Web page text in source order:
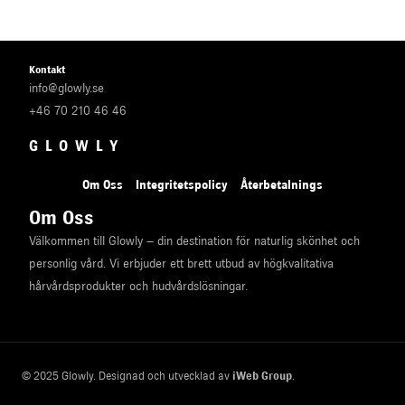
Kontakt
info@glowly.se
+46 70 210 46 46
GLOWLY
Om Oss Integritetspolicy Återbetalnings
Om Oss
Välkommen till Glowly – din destination för naturlig skönhet och
personlig vård. Vi erbjuder ett brett utbud av högkvalitativa
hårvårdsprodukter och hudvårdslösningar.
© 2025 Glowly. Designad och utvecklad av iWeb Group